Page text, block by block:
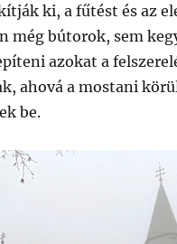
ki, a fűtést és az
még bútorok, sem
azokat a
ahová a mostani
be.